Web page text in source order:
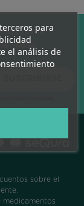
para
el análisis de
sobre el
medicamentos